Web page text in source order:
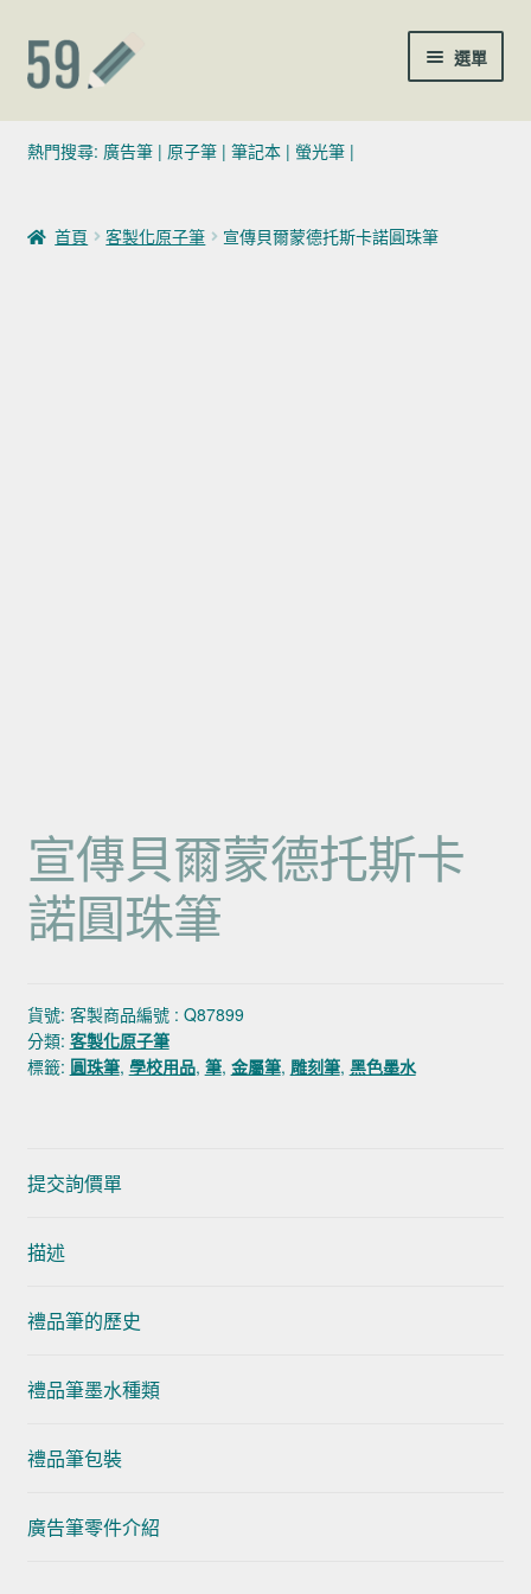
跳至導覽列
跳至主要內容 選單
(02)7729-4140
聯絡我們
熱門搜尋: 廣告筆| 原子筆| 筆記本| 螢光筆|
首頁 客製化原子筆 宣傳貝爾蒙德托斯卡諾圓珠筆
宣傳貝爾蒙德托斯卡
諾圓珠筆
貨號: 客製商品編號 : Q87899
分類: 客製化原子筆
標籤: 圓珠筆, 學校用品, 筆, 金屬筆, 雕刻筆, 黑色墨水
提交詢價單
描述
禮品筆的歷史
禮品筆墨水種類
禮品筆包裝
廣告筆零件介紹